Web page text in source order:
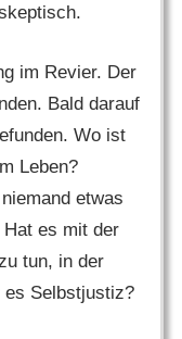
im Revier. Der
Bald darauf
Wo ist
Leben?
etwas
es mit der
tun, in der
es Selbstjustiz?